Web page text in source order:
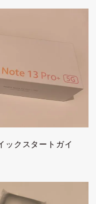
ックスタートガイ